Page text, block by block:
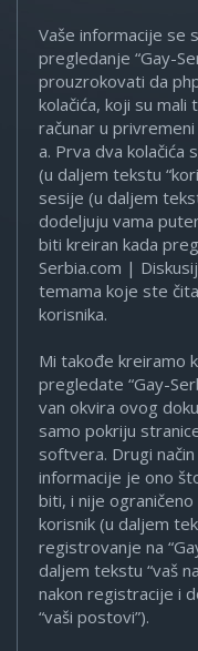
Vaše informacije se
pregledanje “Gay-
prouzrokovati da
kolačića, koji su mali
računar u
a. Prva dva kolačića
(u daljem tekstu
sesije (u daljem
dodeljuju vama
biti kreiran kada
Serbia.com |
temama koje ste
korisnika.
Mi takođe kreiramo
pregledate “Gay-
van okvira ovog
samo pokriju
softvera. Drugi
informacije je ono
biti, i nije
korisnik (u daljem
registrovanje na
daljem tekstu “vaš
nakon registracije i
“vaši postovi”).